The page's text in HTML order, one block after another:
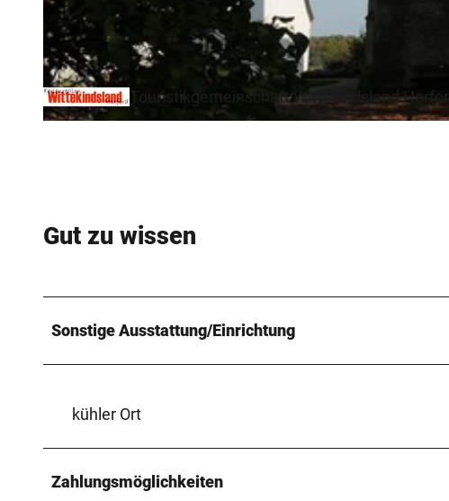
© Biologische Station Ravensberg im Kreis Herford e.V. | CC-BY-SA
Touristikgemeinschaft Wittekindsland
Gut zu wissen
Sonstige Ausstattung/Einrichtung
kühler Ort
Zahlungsmöglichkeiten